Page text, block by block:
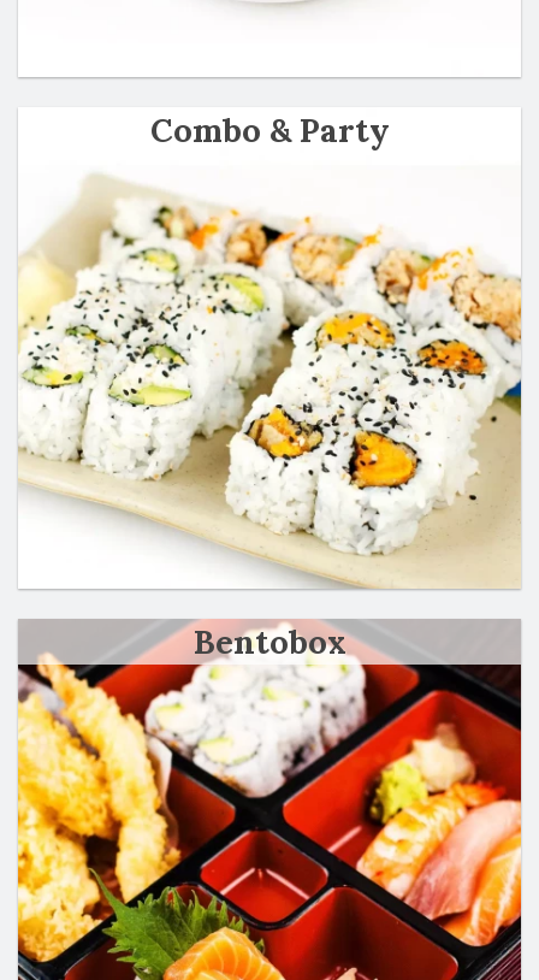
Combo & Party
Bentobox